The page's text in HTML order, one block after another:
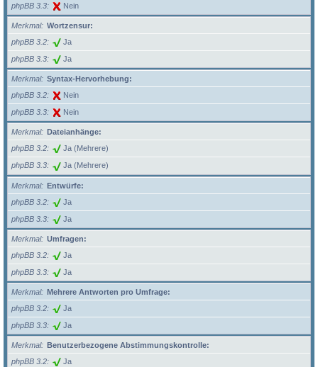
phpBB 3.3 Nein
Merkmal
Wortzensur:
phpBB 3.2
Ja
phpBB 3.3 Ja
Merkmal
Syntax-Hervorhebung:
phpBB 3.2
Nein
phpBB 3.3 Nein
Merkmal
Dateianhänge:
phpBB 3.2
Ja (Mehrere)
phpBB 3.3 Ja (Mehrere)
Merkmal
Entwürfe:
phpBB 3.2
Ja
phpBB 3.3 Ja
Merkmal
Umfragen:
phpBB 3.2
Ja
phpBB 3.3 Ja
Merkmal
Mehrere Antworten pro Umfrage:
phpBB 3.2
Ja
phpBB 3.3 Ja
Merkmal
Benutzerbezogene Abstimmungskontrolle:
phpBB 3.2
Ja